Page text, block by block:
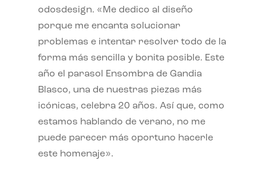
odosdesign. «Me dedico al diseño
porque me encanta solucionar
problemas e intentar resolver todo de la
forma más sencilla y bonita posible. Este
año el parasol Ensombra de Gandia
Blasco, una de nuestras piezas más
icónicas, celebra 20 años. Así que, como
estamos hablando de verano, no me
puede parecer más oportuno hacerle
este homenaje».